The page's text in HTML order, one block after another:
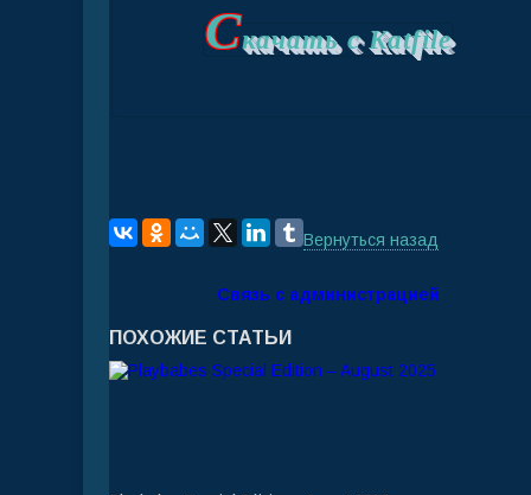
Скачать с Katfile
Вернуться назад
Связь с администрацией
ПОХОЖИЕ СТАТЬИ